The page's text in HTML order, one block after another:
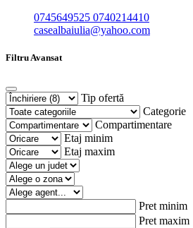
0745649525 0740214410
casealbaiulia@yahoo.com
Filtru Avansat
Tip ofertă
Categorie
Compartimentare
Etaj minim
Etaj maxim
Pret minim
Pret maxim